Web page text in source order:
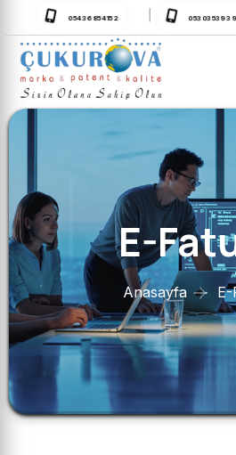
05436854152
E-
Anasayfa